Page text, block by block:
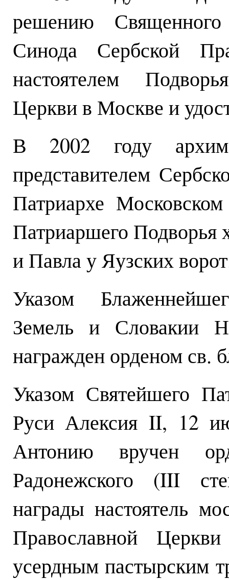
решению
Синода Сербской
настоятелем
Церкви в Москве и
В 2002 году
представителем
Патриархе
Патриаршего Подворья
и Павла у Яузских
Указом
Земель и Словакии
награжден орденом св.
Указом Святейшего
Руси Алексия II, 12
Антонию вручен
Радонежского (III
награды настоятель
Православной
усердным пастырским